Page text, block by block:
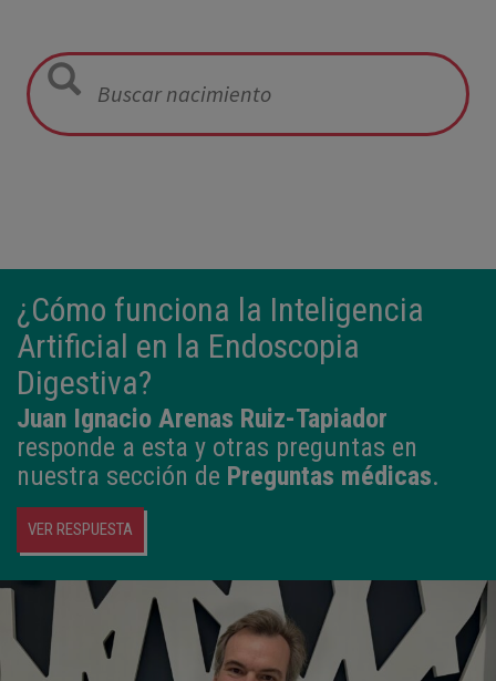
¿Cómo funciona la Inteligencia
Artificial en la Endoscopia
Digestiva?
Juan Ignacio Arenas Ruiz-Tapiador
responde a esta y otras preguntas en
nuestra sección de Preguntas médicas.
VER RESPUESTA